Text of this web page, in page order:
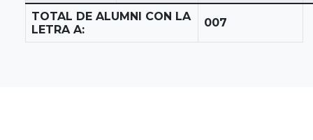
TOTAL DE ALUMNI CON LA
LETRA A:
007